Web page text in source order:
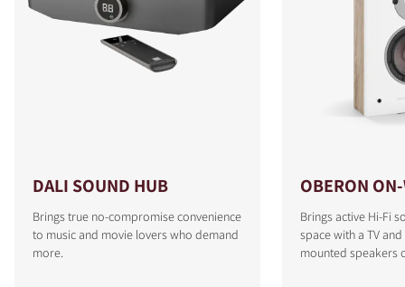
DALI SOUND HUB
Brings true no-compromise convenience
to music and movie lovers who demand
more.
OBERON
Brings active Hi-Fi
space with a TV
mounted speakers